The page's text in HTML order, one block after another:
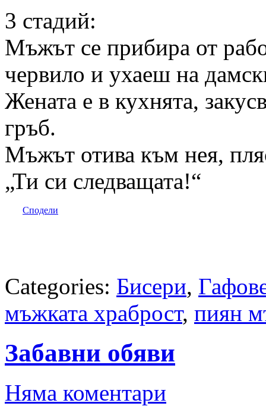
3 стадий:
Мъжът се прибира от
червило и ухаеш на
Жената е в кухнята,
гръб.
Мъжът отива към нея,
„Ти си следващата!“
Сподели
Categories: Бисери,
мъжката храброст, пиян
Забавни обяви
Няма коментари